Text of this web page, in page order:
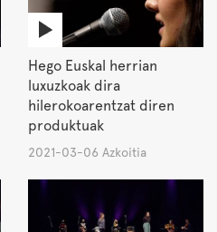
Hego Euskal herrian
luxuzkoak dira
hilerokoarentzat diren
produktuak
2021-03-06 Azkoitia